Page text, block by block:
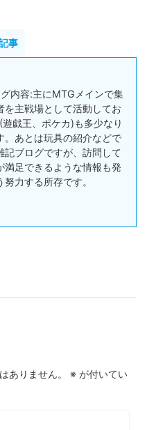
事
内容:主にMTGメインで集
を主戦場として活動してお
戯王、ポケカ)も多少なり
。あとは玩具の紹介などで
記ブログですが、訪問して
満足できるような情報も発
力する所存です。
ありません。 ※ が付いてい